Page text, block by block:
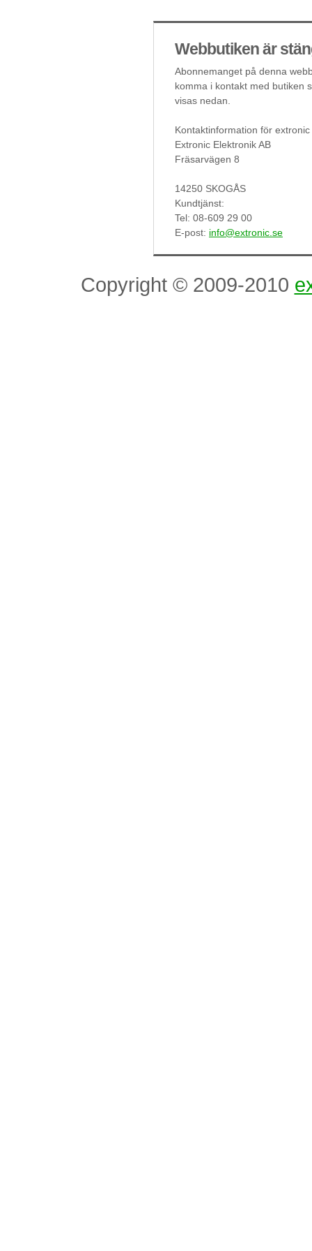
Webbutiken är
Abonnemanget på denna
komma i kontakt med butiken
visas nedan.
Kontaktinformation för extronic
Extronic Elektronik AB
Fräsarvägen 8
14250 SKOGÅS
Kundtjänst:
Tel: 08-609 29 00
E-post: info@extronic.se
Copyright © 2009-2010